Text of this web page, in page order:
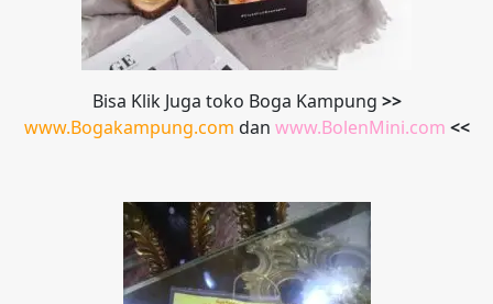
Bisa Klik Juga toko Boga Kampung >>
www.Bogakampung.com dan www.BolenMini.com <<